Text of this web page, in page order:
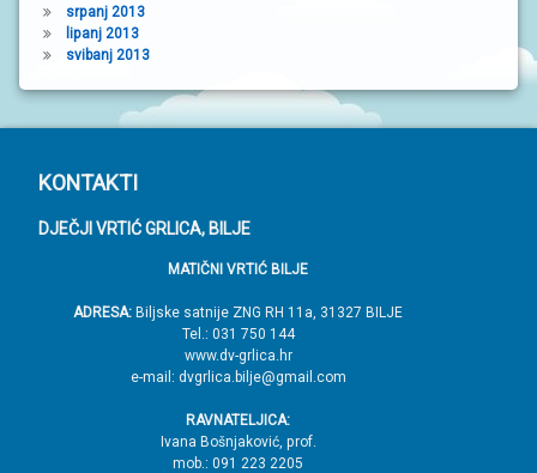
srpanj 2013
lipanj 2013
svibanj 2013
P
o
KONTAKTI
DJEČJI VRTIĆ GRLICA, BILJE
MATIČNI VRTIĆ BILJE
ADRESA: Biljske satnije ZNG RH 11a, 31327 BILJE
Tel.: 031 750 144
www.dv-grlica.hr
e-mail: dvgrlica.bilje@gmail.com
RAVNATELJICA:
Ivana Bošnjaković, prof.
mob.: 091 223 2205